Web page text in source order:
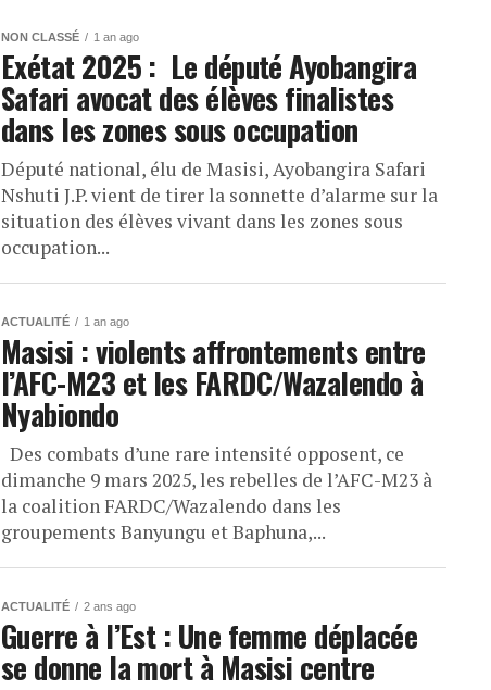
NON CLASSÉ 1 an ago
Exétat 2025 : Le député Ayobangira
Safari avocat des élèves finalistes
dans les zones sous occupation
Député national, élu de Masisi, Ayobangira Safari
Nshuti J.P. vient de tirer la sonnette d’alarme sur la
situation des élèves vivant dans les zones sous
occupation...
ACTUALITÉ 1 an ago
Masisi : violents affrontements entre
l’AFC-M23 et les FARDC/Wazalendo à
Nyabiondo
Des combats d’une rare intensité opposent, ce
dimanche 9 mars 2025, les rebelles de l’AFC-M23 à
la coalition FARDC/Wazalendo dans les
groupements Banyungu et Baphuna,...
ACTUALITÉ 2 ans ago
Guerre à l’Est : Une femme déplacée
se donne la mort à Masisi centre